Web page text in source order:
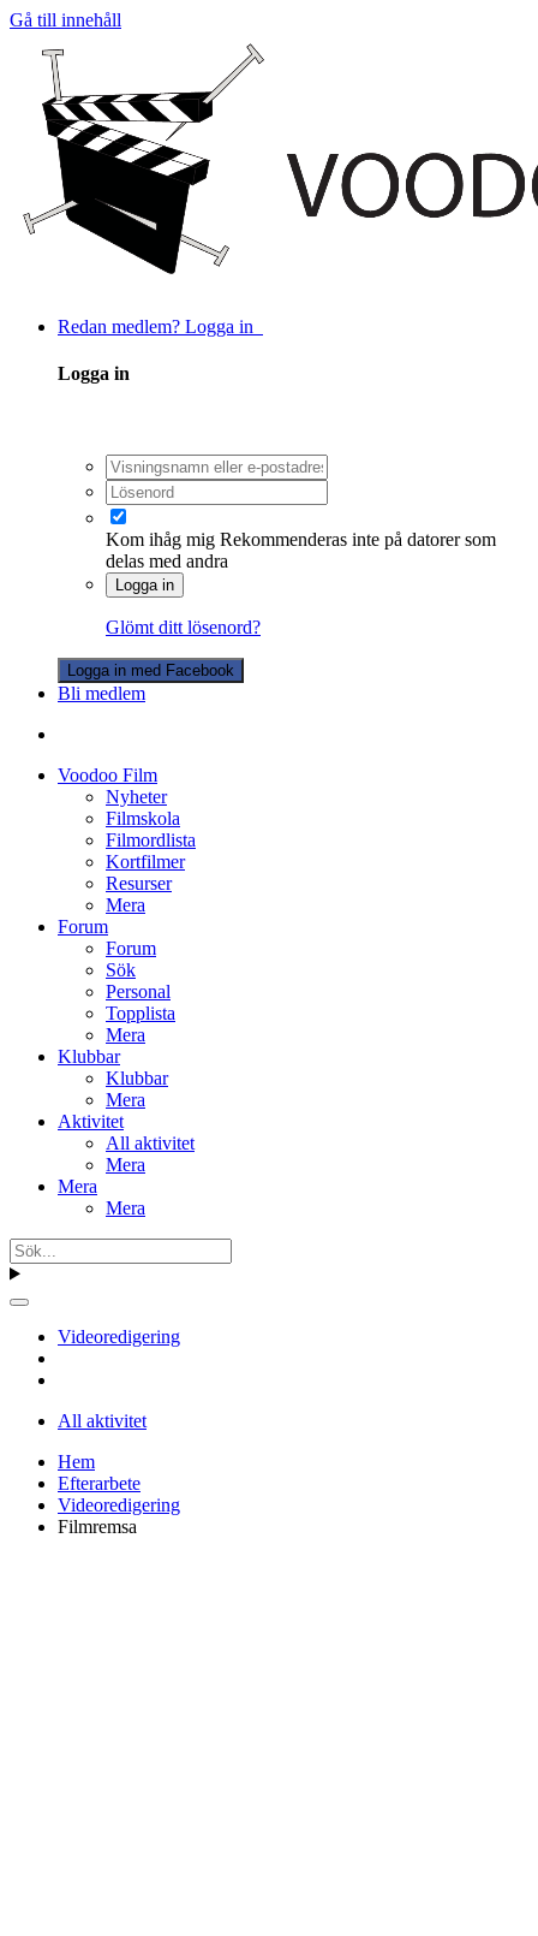
Gå till innehåll
Redan medlem? Logga in
Logga in
Kom ihåg mig Rekommenderas inte på datorer som
delas med andra
Logga in
Glömt ditt lösenord?
Logga in med Facebook
Bli medlem
Voodoo Film
Nyheter
Filmskola
Filmordlista
Kortfilmer
Resurser
Mera
Forum
Forum
Sök
Personal
Topplista
Mera
Klubbar
Klubbar
Mera
Aktivitet
All aktivitet
Mera
Mera
Mera
Videoredigering
All aktivitet
Hem
Efterarbete
Videoredigering
Filmremsa